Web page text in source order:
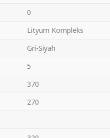
0
Lityum Kompleks
Gri-Siyah
5
370
270